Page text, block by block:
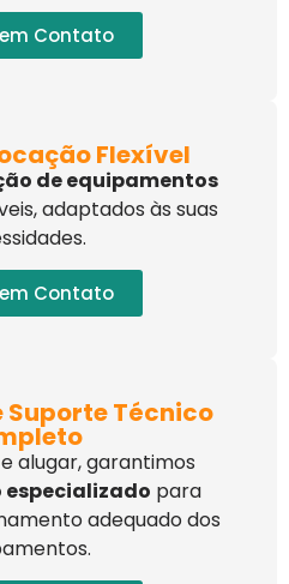
Contato
Flexível
de equipamentos
adaptados às suas
Contato
Suporte Técnico
alugar, garantimos
para
adequado dos